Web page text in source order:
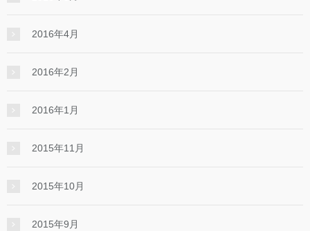
2016年4月
2016年2月
2016年1月
2015年11月
2015年10月
2015年9月